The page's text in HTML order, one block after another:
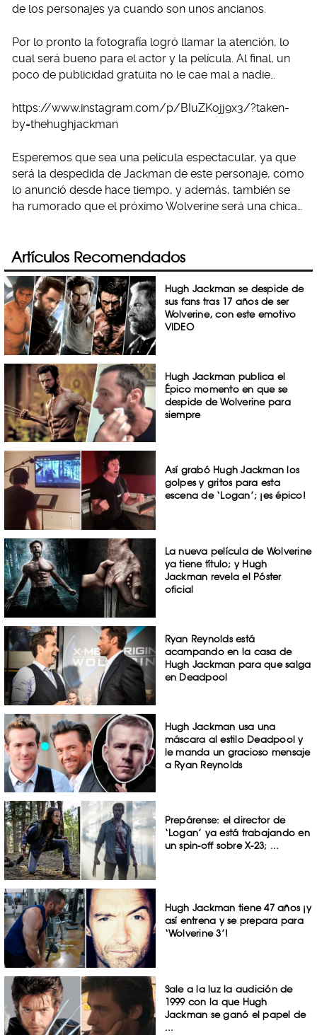
de los personajes ya cuando son unos ancianos.
Por lo pronto la fotografía logró llamar la atención, lo
cual será bueno para el actor y la película. Al final, un
poco de publicidad gratuita no le cae mal a nadie…
https://www.instagram.com/p/BIuZKojj9x3/?taken-
by=thehughjackman
Esperemos que sea una película espectacular, ya que
será la despedida de Jackman de este personaje, como
lo anunció desde hace tiempo, y además, también se
ha rumorado que el próximo Wolverine será una chica…
Artículos Recomendados
Hugh Jackman se despide de
sus fans tras 17 años de ser
Wolverine, con este emotivo
VIDEO
Hugh Jackman publica el
Épico momento en que se
despide de Wolverine para
siempre
Así grabó Hugh Jackman los
golpes y gritos para esta
escena de ‘Logan’; ¡es épico!
La nueva película de Wolverine
ya tiene título; y Hugh
Jackman revela el Póster
oficial
Ryan Reynolds está
acampando en la casa de
Hugh Jackman para que salga
en Deadpool
Hugh Jackman usa una
máscara al estilo Deadpool y
le manda un gracioso mensaje
a Ryan Reynolds
Prepárense: el director de
‘Logan’ ya está trabajando en
un spin-off sobre X-23; ...
Hugh Jackman tiene 47 años ¡y
así entrena y se prepara para
‘Wolverine 3’!
Sale a la luz la audición de
1999 con la que Hugh
Jackman se ganó el papel de
...